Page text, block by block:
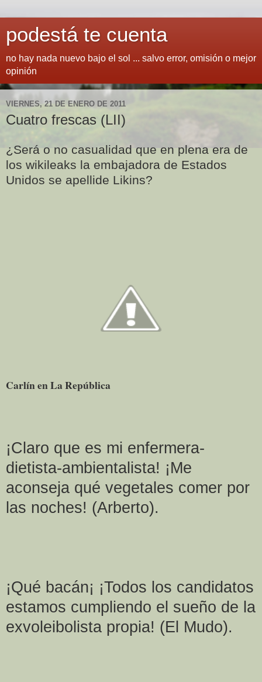
podestá te cuenta
no hay nada nuevo bajo el sol ... salvo error, omisión o mejor
opinión
VIERNES, 21 DE ENERO DE 2011
Cuatro frescas (LII)
¿Será o no casualidad que en plena era de
los wikileaks la embajadora de Estados
Unidos se apellide Likins?
Carlín en La República
¡Claro que es mi enfermera-
dietista-ambientalista! ¡Me
aconseja qué vegetales comer por
las noches! (Arberto).
¡Qué bacán¡ ¡Todos los candidatos
estamos cumpliendo el sueño de la
exvoleibolista propia! (El Mudo).